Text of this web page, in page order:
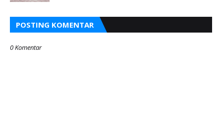
POSTING KOMENTAR
0 Komentar